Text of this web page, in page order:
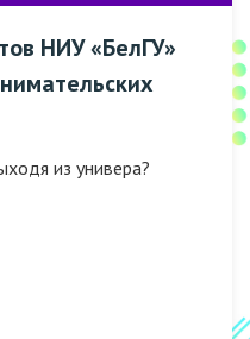
НИУ «БелГУ»
из универа?